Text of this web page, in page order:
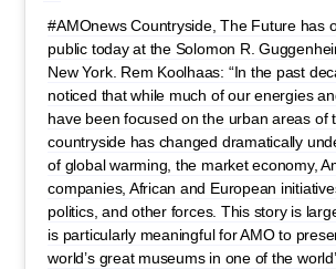
#AMOnews Countryside, The Future has
public today at the Solomon R.
New York. Rem Koolhaas: “In the past
noticed that while much of our energies
have been focused on the urban areas of
countryside has changed dramatically
of global warming, the market economy,
companies, African and European
politics, and other forces. This story is
is particularly meaningful for AMO to
world’s great museums in one of the